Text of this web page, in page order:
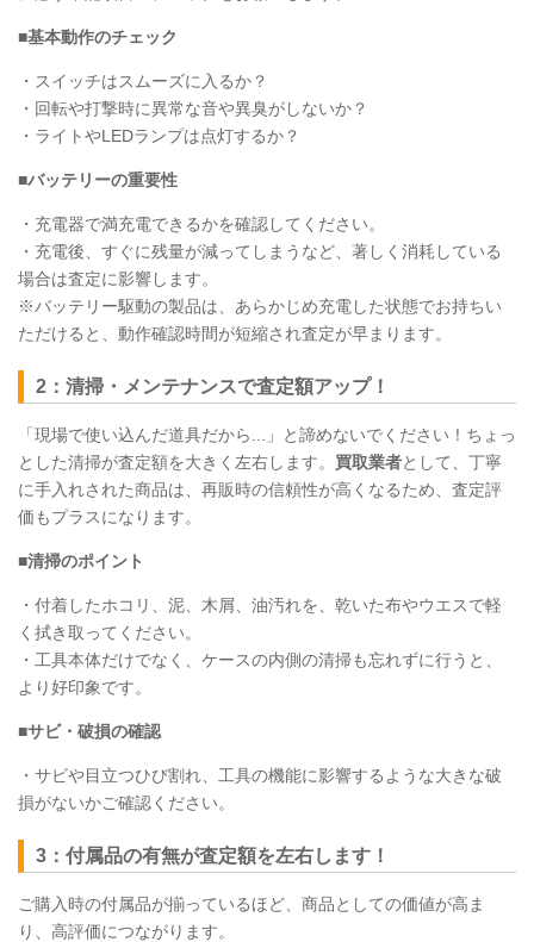
■基本動作のチェック
・スイッチはスムーズに入るか？
・回転や打撃時に異常な音や異臭がしないか？
・ライトやLEDランプは点灯するか？
■バッテリーの重要性
・充電器で満充電できるかを確認してください。
・充電後、すぐに残量が減ってしまうなど、著しく消耗している
場合は査定に影響します。
※バッテリー駆動の製品は、あらかじめ充電した状態でお持ちい
ただけると、動作確認時間が短縮され査定が早まります。
2：清掃・メンテナンスで査定額アップ！
「現場で使い込んだ道具だから...」と諦めないでください！ちょっ
とした清掃が査定額を大きく左右します。 買取業者として、丁寧
に手入れされた商品は、再販時の信頼性が高くなるため、査定評
価もプラスになります。
■清掃のポイント
・付着したホコリ、泥、木屑、油汚れを、乾いた布やウエスで軽
く拭き取ってください。
・工具本体だけでなく、ケースの内側の清掃も忘れずに行うと、
より好印象です。
■サビ・破損の確認
・サビや目立つひび割れ、工具の機能に影響するような大きな破
損がないかご確認ください。
3：付属品の有無が査定額を左右します！
ご購入時の付属品が揃っているほど、商品としての価値が高ま
り、高評価につながります。